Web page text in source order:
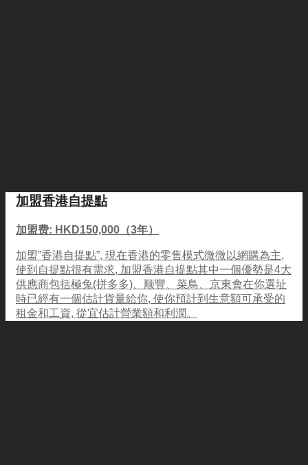
加盟香港自提點
加盟费: HKD150,000（3年）
加盟”香港自提點”, 現在香港的零售模式微微以網購為主,
使到自提點很有需求, 加盟香港自提點其中一個優勢是4大
供應商包括極兔(拼多多)、顺豐、菜鳥、京東會在你選址
時已經有一個估計貨量給你, 使你預計到生意額可承受的
租金和工資, 從宜估計營業額和利潤。